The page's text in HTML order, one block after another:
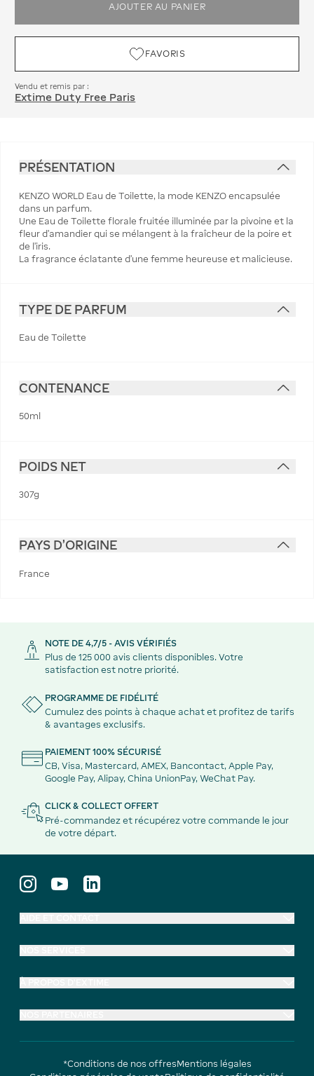
AJOUTER AU PANIER
FAVORIS
Vendu et remis par :
Extime Duty Free Paris
PRÉSENTATION
KENZO WORLD Eau de Toilette, la mode KENZO encapsulée
dans un parfum.
Une Eau de Toilette florale fruitée illuminée par la pivoine et la
fleur d’amandier qui se mélangent à la fraîcheur de la poire et
de l’iris.
La fragrance éclatante d'une femme heureuse et malicieuse.
TYPE DE PARFUM
Eau de Toilette
CONTENANCE
50ml
POIDS NET
307g
PAYS D'ORIGINE
France
NOTE DE 4,7/5 - AVIS VÉRIFIÉS
Plus de 125 000 avis clients disponibles. Votre
satisfaction est notre priorité.
PROGRAMME DE FIDÉLITÉ
Cumulez des points à chaque achat et profitez de tarifs
& avantages exclusifs.
PAIEMENT 100% SÉCURISÉ
CB, Visa, Mastercard, AMEX, Bancontact, Apple Pay,
Google Pay, Alipay, China UnionPay, WeChat Pay.
CLICK & COLLECT OFFERT
Pré-commandez et récupérez votre commande le jour
de votre départ.
*Conditions de nos offresMentions légales